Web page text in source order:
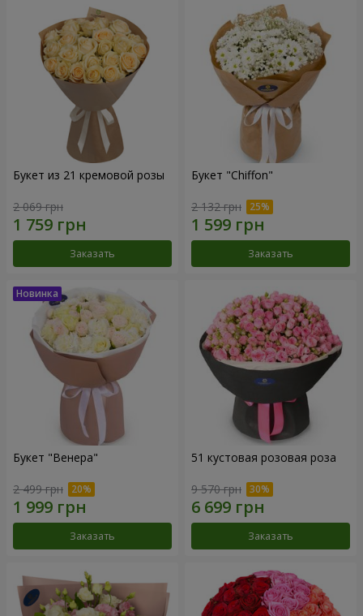
Букет из 21 кремовой розы
2 069 грн
Заказать
Букет "Chiffon"
2 132 грн
Заказать
Букет "Венера"
2 499 грн
Заказать
51 кустовая розовая роза
9 570 грн
Заказать